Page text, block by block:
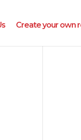
Create your own